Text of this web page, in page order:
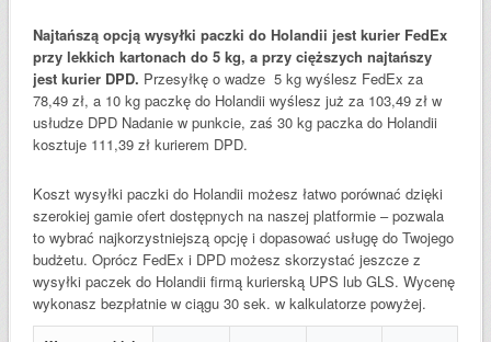
Najtańszą opcją wysyłki paczki do Holandii jest kurier FedEx
przy lekkich kartonach do 5 kg, a przy cięższych najtańszy
jest kurier DPD. Przesyłkę o wadze 5 kg wyślesz FedEx za
78,49 zł, a 10 kg paczkę do Holandii wyślesz już za 103,49 zł w
usłudze DPD Nadanie w punkcie, zaś 30 kg paczka do Holandii
kosztuje 111,39 zł kurierem DPD.
Koszt wysyłki paczki do Holandii możesz łatwo porównać dzięki
szerokiej gamie ofert dostępnych na naszej platformie – pozwala
to wybrać najkorzystniejszą opcję i dopasować usługę do Twojego
budżetu. Oprócz FedEx i DPD możesz skorzystać jeszcze z
wysyłki paczek do Holandii firmą kurierską UPS lub GLS. Wycenę
wykonasz bezpłatnie w ciągu 30 sek. w kalkulatorze powyżej.